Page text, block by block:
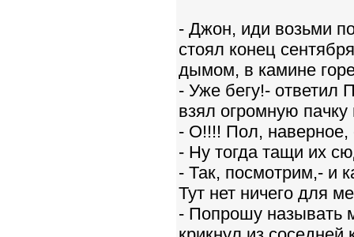
- Джон, иди возьми
стоял конец
дымом, в камине
- Уже бегу!- ответил
взял огромную
- О!!!! Пол, наверное,
- Ну тогда тащи их
- Так, посмотрим,- и
Тут нет ничего для
- Попрошу называть